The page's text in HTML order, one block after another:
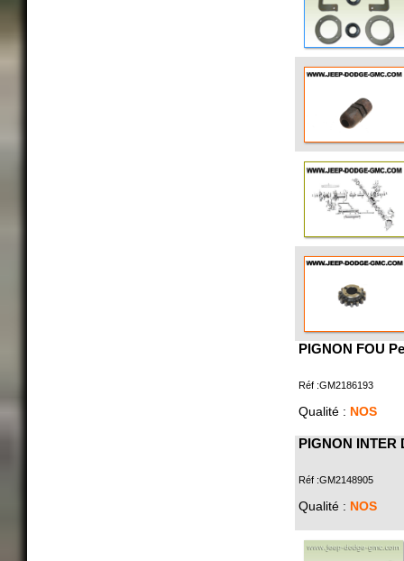
PIGNON FOU
Réf :GM2186193
Qualité : NOS
PIGNON INTER
Réf :GM2148905
Qualité : NOS